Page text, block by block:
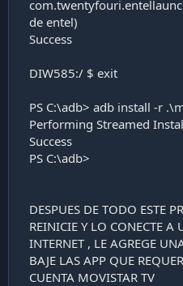
de entel)
Success
DIW585:/ $ exit
PS C:\adb> adb install -r
Performing Streamed
Success
PS C:\adb>
DESPUES DE TODO ESTE
REINICIE Y LO CONECTE A
INTERNET , LE AGREGE
BAJE LAS APP QUE
CUENTA MOVISTAR TV